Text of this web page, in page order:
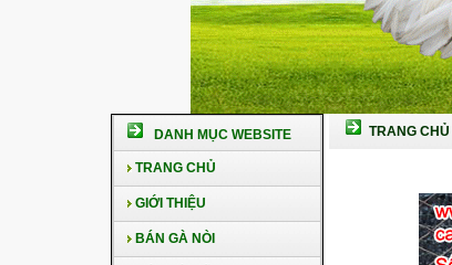
DANH MỤC WEBSITE
TRANG CHỦ
GIỚI THIỆU
BÁN GÀ NÒI
TRANG CHỦ